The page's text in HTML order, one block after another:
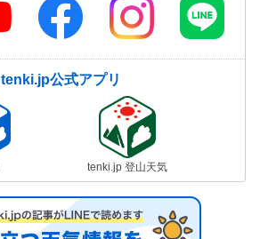
tenki.jp公式アプリ
tenki.jp 登山天気